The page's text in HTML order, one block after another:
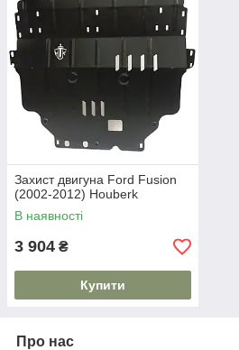
Захист двигуна Ford Fusion
(2002-2012) Houberk
В наявності
3 904 ₴
Купити
Про нас